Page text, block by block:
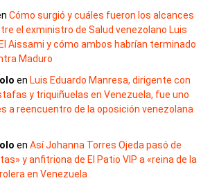
Cómo surgió y cuáles fueron los alcances
el exministro de Salud venezolano Luis
Aissami y cómo ambos habrían terminado
Maduro
en Luis Eduardo Manresa, dirigente con
y triquiñuelas en Venezuela, fue uno
a reencuentro de la oposición venezolana
en Así Johanna Torres Ojeda pasó de
y anfitriona de El Patio VIP a «reina de la
en Venezuela